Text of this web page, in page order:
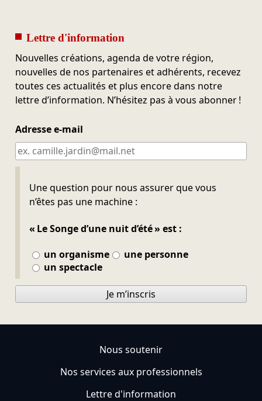
Lettre d'information
Nouvelles créations, agenda de votre région,
nouvelles de nos partenaires et adhérents, recevez
toutes ces actualités et plus encore dans notre
lettre d’information. N’hésitez pas à vous abonner !
Adresse e-mail
Une question pour nous assurer que vous
n’êtes pas une machine :
« Le Songe d’une nuit d’été » est :
un organisme
une personne
un spectacle
Ne pas remplir
Je m’inscris
Nous soutenir
Nos services aux professionnels
Lettre d'information